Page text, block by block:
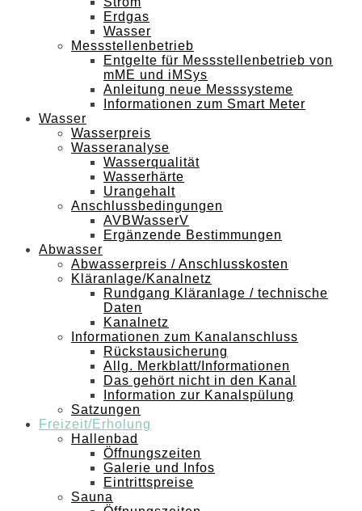
Erdgas
Wasser
Messstellenbetrieb
Entgelte für Messstellenbetrieb von
mME und iMSys
Anleitung neue Messsysteme
Informationen zum Smart Meter
Wasser
Wasserpreis
Wasseranalyse
Wasserqualität
Wasserhärte
Urangehalt
Anschlussbedingungen
AVBWasserV
Ergänzende Bestimmungen
Abwasser
Abwasserpreis / Anschlusskosten
Kläranlage/Kanalnetz
Rundgang Kläranlage / technische
Daten
Kanalnetz
Informationen zum Kanalanschluss
Rückstausicherung
Allg. Merkblatt/Informationen
Das gehört nicht in den Kanal
Information zur Kanalspülung
Satzungen
Freizeit/Erholung
Hallenbad
Öffnungszeiten
Galerie und Infos
Eintrittspreise
Sauna